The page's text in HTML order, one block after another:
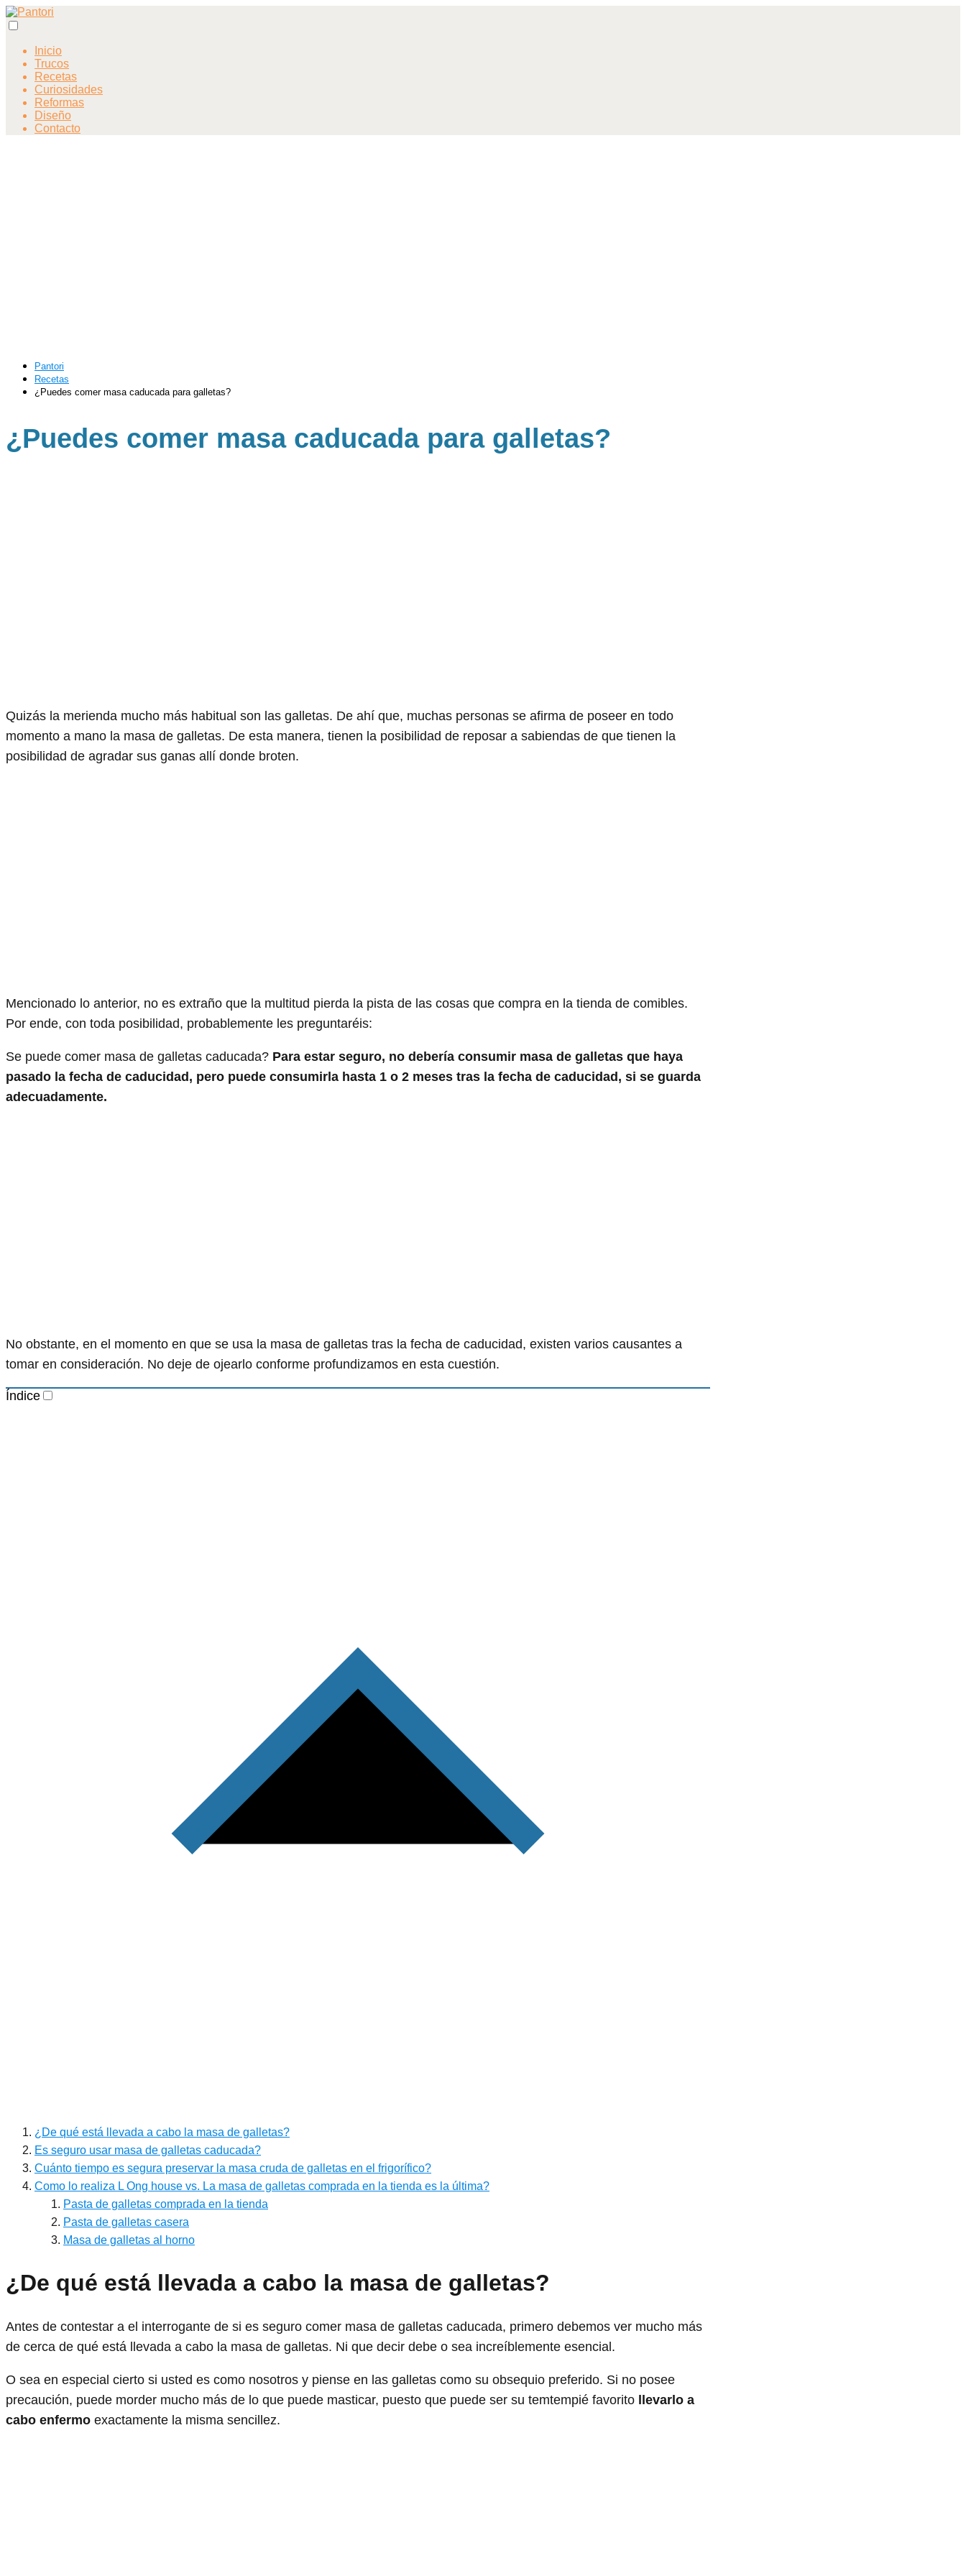
Inicio
Trucos
Recetas
Curiosidades
Reformas
Diseño
Contacto
Pantori
Recetas
¿Puedes comer masa caducada para galletas?
¿Puedes comer masa caducada para galletas?
Quizás la merienda mucho más habitual son las galletas. De ahí que, muchas personas se afirma de poseer en todo
momento a mano la masa de galletas. De esta manera, tienen la posibilidad de reposar a sabiendas de que tienen la
posibilidad de agradar sus ganas allí donde broten.
Mencionado lo anterior, no es extraño que la multitud pierda la pista de las cosas que compra en la tienda de comibles.
Por ende, con toda posibilidad, probablemente les preguntaréis:
Se puede comer masa de galletas caducada? Para estar seguro, no debería consumir masa de galletas que haya
pasado la fecha de caducidad, pero puede consumirla hasta 1 o 2 meses tras la fecha de caducidad, si se guarda
adecuadamente.
No obstante, en el momento en que se usa la masa de galletas tras la fecha de caducidad, existen varios causantes a
tomar en consideración. No deje de ojearlo conforme profundizamos en esta cuestión.
Índice
¿De qué está llevada a cabo la masa de galletas?
Es seguro usar masa de galletas caducada?
Cuánto tiempo es segura preservar la masa cruda de galletas en el frigorífico?
Como lo realiza L Ong house vs. La masa de galletas comprada en la tienda es la última?
Pasta de galletas comprada en la tienda
Pasta de galletas casera
Masa de galletas al horno
¿De qué está llevada a cabo la masa de galletas?
Antes de contestar a el interrogante de si es seguro comer masa de galletas caducada, primero debemos ver mucho más
de cerca de qué está llevada a cabo la masa de galletas. Ni que decir debe o sea increíblemente esencial.
O sea en especial cierto si usted es como nosotros y piense en las galletas como su obsequio preferido. Si no posee
precaución, puede morder mucho más de lo que puede masticar, puesto que puede ser su temtempié favorito
llevarlo a
cabo enfermo exactamente la misma sencillez.